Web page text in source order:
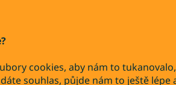
cookies, aby nám to
souhlas, půjde nám to ještě lépe